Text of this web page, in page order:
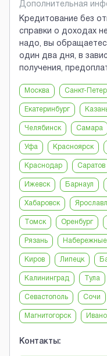
Дополнительная
Кредитование без
справки о доходах
надо, вы
один два дня, в
получения,
Москва Санкт-
Екатеринбург
Челябинск Самара
Уфа Красноярск
Краснодар Саратов
Ижевск Барнаул
Хабаровск
Томск Оренбург
Рязань
Киров Липецк
Калининград Тула
Севастополь Сочи
Магнитогорск
Контакты: